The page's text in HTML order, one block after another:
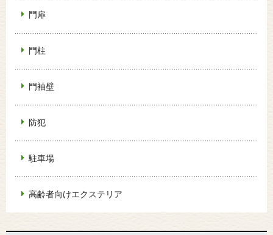
門扉
門柱
門袖壁
防犯
駐車場
高齢者向けエクステリア